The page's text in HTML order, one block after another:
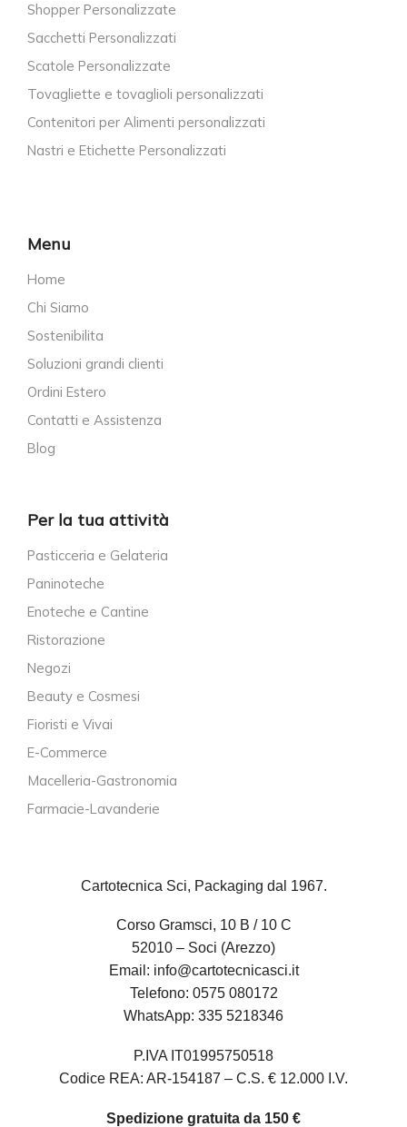
Shopper Personalizzate
Sacchetti Personalizzati
Scatole Personalizzate
Tovagliette e tovaglioli personalizzati
Contenitori per Alimenti personalizzati
Nastri e Etichette Personalizzati
Menu
Home
Chi Siamo
Sostenibilita
Soluzioni grandi clienti
Ordini Estero
Contatti e Assistenza
Blog
Per la tua attività
Pasticceria e Gelateria
Paninoteche
Enoteche e Cantine
Ristorazione
Negozi
Beauty e Cosmesi
Fioristi e Vivai
E-Commerce
Macelleria-Gastronomia
Farmacie-Lavanderie
Cartotecnica Sci, Packaging dal 1967.
Corso Gramsci, 10 B / 10 C
52010 – Soci (Arezzo)
Email: info@cartotecnicasci.it
Telefono: 0575 080172
WhatsApp: 335 5218346
P.IVA IT01995750518
Codice REA: AR-154187 – C.S. € 12.000 I.V.
Spedizione gratuita da 150 €